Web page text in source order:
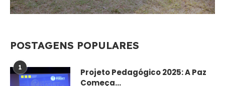
POSTAGENS POPULARES
1
Projeto Pedagógico 2025: A Paz
Começa...